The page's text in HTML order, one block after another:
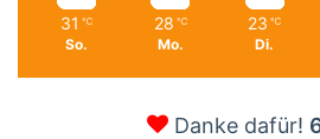
31 ℃
So.
28 ℃
Mo.
23 ℃
Di.
Danke dafür!